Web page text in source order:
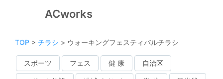
ACworks
TOP > チラシ > ウォーキングフェスティバルチラシ
スポーツ フェス 健 康 自治区